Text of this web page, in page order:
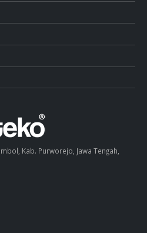
Kab. Purworejo, Jawa Tengah,